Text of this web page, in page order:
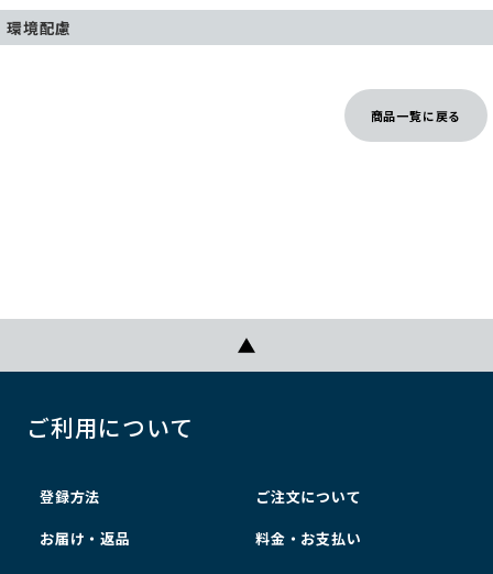
環境配慮
商品一覧に戻る
ご利用について
登録方法 ご注文について
お届け・返品 料金・お支払い